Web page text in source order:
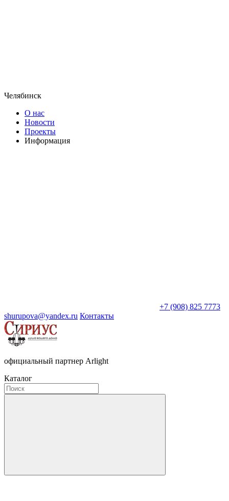
Челябинск
О нас
Новости
Проекты
Информация
+7 (908) 825 7773
shurupova@yandex.ru Контакты
официальный партнер Arlight
Каталог